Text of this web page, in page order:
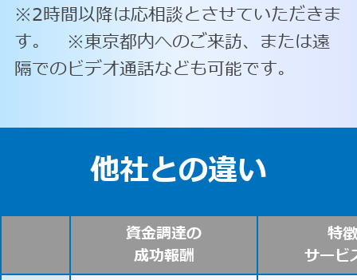
※2時間以降は応相談とさせていただきま
す。 ※東京都内へのご来訪、または遠
隔でのビデオ通話なども可能です。
他社との違い
資金調達の
成功報酬
特
サービ